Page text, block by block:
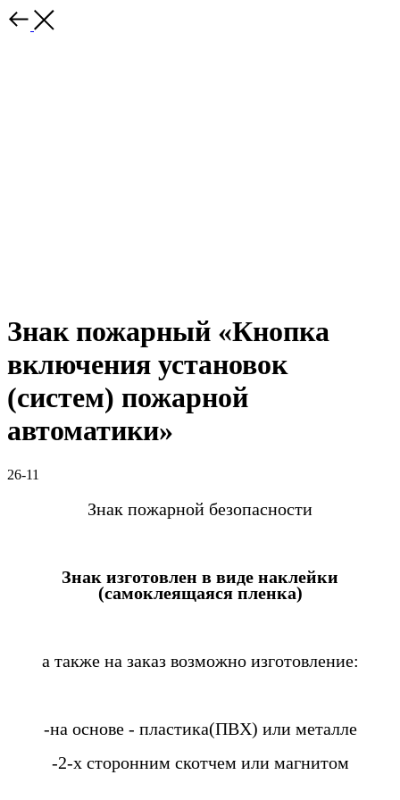
Знак пожарный «Кнопка
включения установок
(систем) пожарной
автоматики»
26-11
Знак пожарной безопасности
Знак изготовлен в виде наклейки
(самоклеящаяся пленка)
а также на заказ возможно изготовление:
-на основе - пластика(ПВХ) или металле
-2-х сторонним скотчем или магнитом